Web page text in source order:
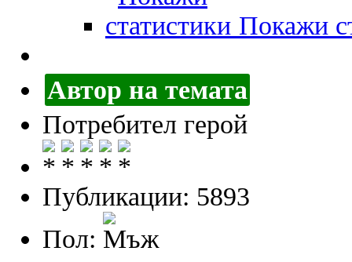
Покажи
Автор на темата
Потребител герой
Публикации: 5893
Пол: